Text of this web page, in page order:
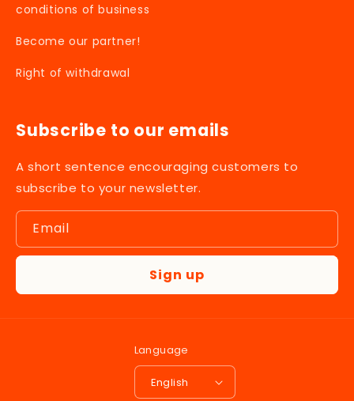
conditions of business
Become our partner!
Right of withdrawal
Subscribe to our emails
A short sentence encouraging customers to
subscribe to your newsletter.
Email
Sign up
Language
English